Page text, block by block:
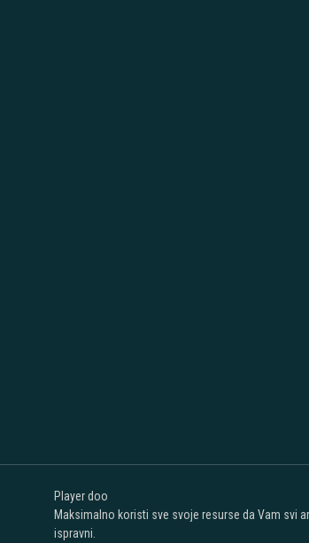
Player doo
Maksimalno koristi sve svoje resurse da Vam svi
ispravni.